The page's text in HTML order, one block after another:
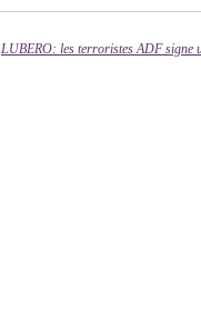
LUBERO: les terroristes ADF signe